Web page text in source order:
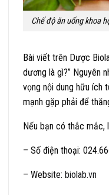
Chế độ ăn uống khoa
Bài viết trên Dược
dương là gì?” Nguyên
vọng nội dung hữu ích
mạnh gặp phải để
Nếu bạn có thắc mắc,
– Số điện thoại:
– Website: biolab.vn